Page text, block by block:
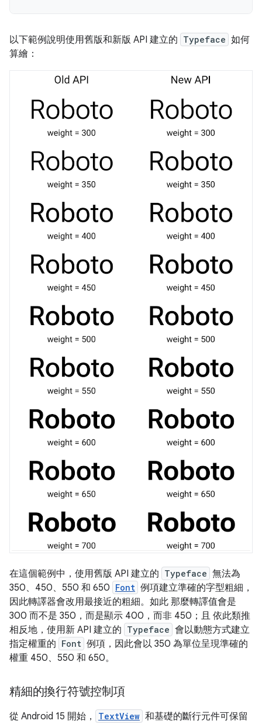
以下範例說明使用舊版和新版 API 建立的 Typeface 如何
算繪：
在這個範例中，使用舊版 API 建立的 Typeface 無法為
350、450、550 和 650 Font 例項建立準確的字型粗細，
因此轉譯器會改用最接近的粗細。如此 那麼轉譯值會是
300 而不是 350，而是顯示 400，而非 450；且 依此類推
相反地，使用新 API 建立的 Typeface 會以動態方式建立
指定權重的 Font 例項，因此會以 350 為單位呈現準確的
權重 450、550 和 650。
精細的換行符號控制項
從 Android 15 開始， TextView 和基礎的斷行元件可保留